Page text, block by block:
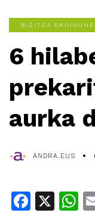
BIZITZA
6
aurka
ANDRA.EUS
X